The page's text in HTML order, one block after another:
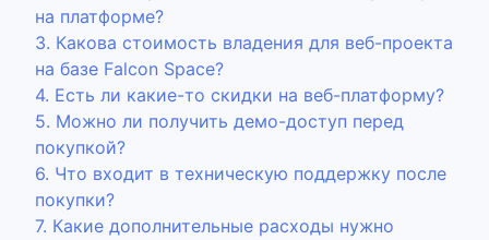
на платформе?
3. Какова стоимость владения для веб-проекта
на базе Falcon Space?
4. Есть ли какие-то скидки на веб-платформу?
5. Можно ли получить демо-доступ перед
покупкой?
6. Что входит в техническую поддержку после
покупки?
7. Какие дополнительные расходы нужно